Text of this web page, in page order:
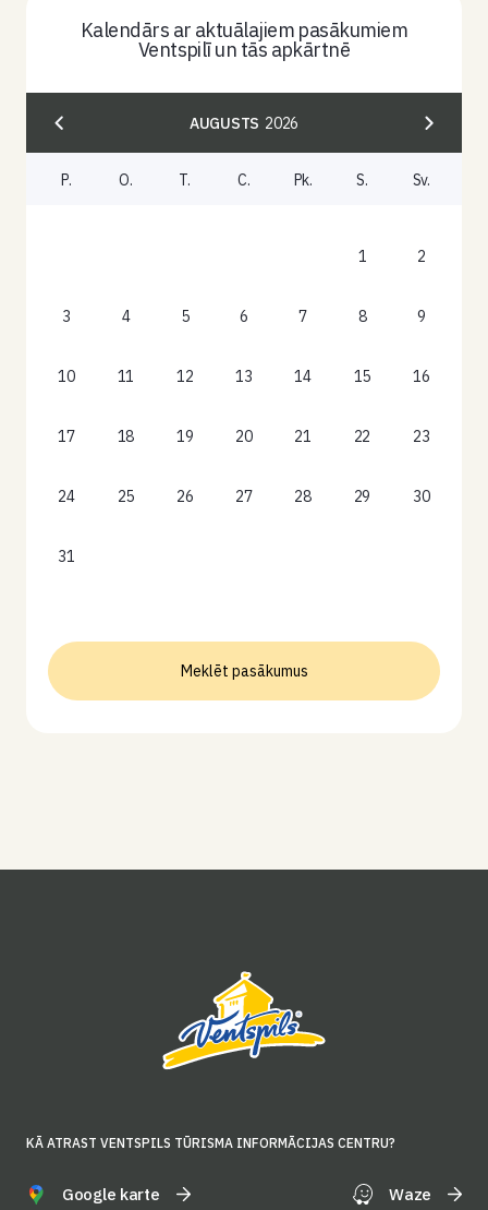
Kalendārs ar aktuālajiem pasākumiem
Ventspilī un tās apkārtnē
AUGUSTS 2026
P. O. T. C. Pk. S. Sv.
1 2
3 4 5 6 7 8 9
10 11 12 13 14 15 16
17 18 19 20 21 22 23
24 25 26 27 28 29 30
31
Meklēt pasākumus
KĀ ATRAST VENTSPILS TŪRISMA INFORMĀCIJAS CENTRU?
Google karte Waze